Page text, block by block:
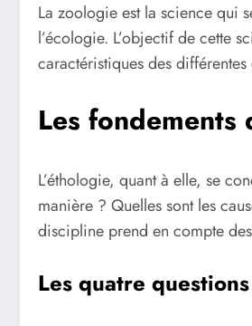
La zoologie est la science qui
l’écologie. L’objectif de cette
caractéristiques des
Les fondements
L’éthologie, quant à elle, se
manière ? Quelles sont les
discipline prend en compte
Les quatre